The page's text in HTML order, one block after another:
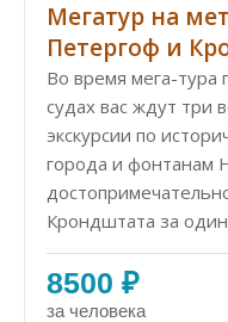
Мегатур на
Петергоф и
Во время мега-тура
судах вас ждут три
экскурсии по
города и фонтанам
Крондштата за
8500 ₽
за человека